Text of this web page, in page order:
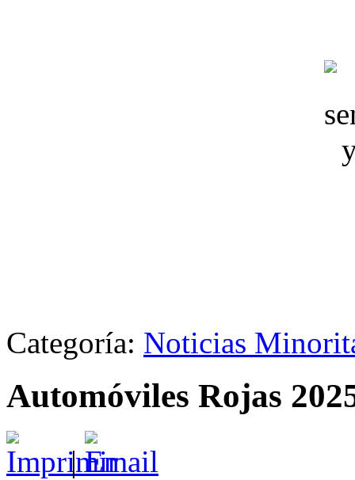
Categoría: Noticias
Automóviles Rojas
|